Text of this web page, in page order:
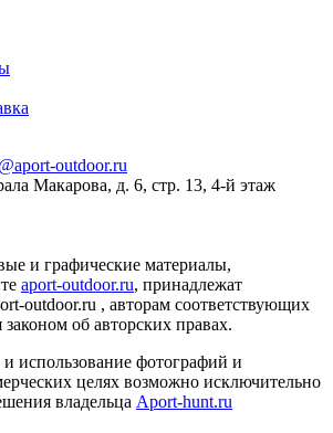
outdoor.ru
Макарова, д. 6, стр. 13, 4-й этаж
и графические материалы,
aport-outdoor.ru, принадлежат
outdoor.ru , авторам соответствующих
об авторских правах.
использование фотографий и
целях возможно исключительно
владельца Aport-hunt.ru